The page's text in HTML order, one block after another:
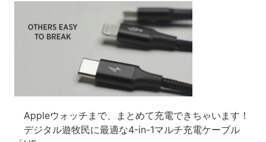
Appleウォッチまで、まとめて充電できちゃいます！
デジタル遊牧民に最適な4-in-1マルチ充電ケーブル